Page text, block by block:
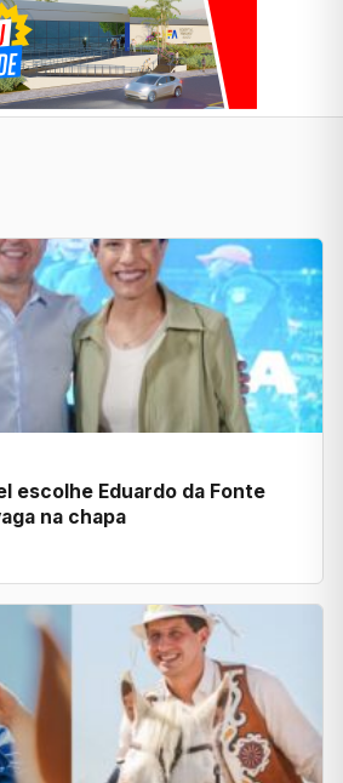
escolhe Eduardo da Fonte
na chapa